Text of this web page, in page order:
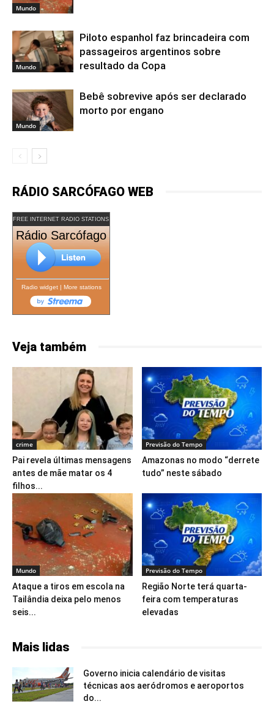
Mundo
Mundo
Piloto espanhol faz brincadeira com
passageiros argentinos sobre
resultado da Copa
Mundo
Bebê sobrevive após ser declarado
morto por engano
RÁDIO SARCÓFAGO WEB
FREE INTERNET RADIO STATIONS
Rádio Sarcófago
Radio widget| More stations
Veja também
crime
Pai revela últimas mensagens
antes de mãe matar os 4
filhos...
Previsão do Tempo
Amazonas no modo “derrete
tudo” neste sábado
Mundo
Ataque a tiros em escola na
Tailândia deixa pelo menos
seis...
Previsão do Tempo
Região Norte terá quarta-
feira com temperaturas
elevadas
Mais lidas
Governo inicia calendário de visitas
técnicas aos aeródromos e aeroportos
do...